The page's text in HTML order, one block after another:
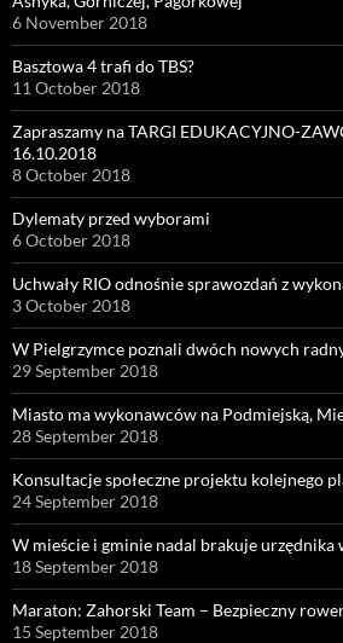
6 November 2018
Basztowa 4 trafi do TBS?
11 October 2018
Zapraszamy na TARGI EDUKACYJNO-
16.10.2018
8 October 2018
Dylematy przed wyborami
6 October 2018
Uchwały RIO odnośnie sprawozdań z
3 October 2018
W Pielgrzymce poznali dwóch nowych
29 September 2018
Miasto ma wykonawców na Podmiejską,
28 September 2018
Konsultacje społeczne projektu kolejnego
24 September 2018
W mieście i gminie nadal brakuje urzędnika
18 September 2018
Maraton: Zahorski Team – Bezpieczny
15 September 2018